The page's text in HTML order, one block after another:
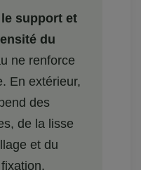
support et
du
ne renforce
En extérieur,
des
de la lisse
et du